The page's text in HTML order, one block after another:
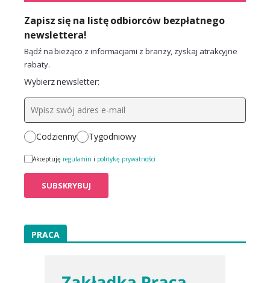
Zapisz się na listę odbiorców bezpłatnego
newslettera!
Bądź na bieżąco z informacjami z branży, zyskaj atrakcyjne
rabaty.
Wybierz newsletter:
Codzienny Tygodniowy
Akceptuję regulamin i politykę prywatności
PRACA